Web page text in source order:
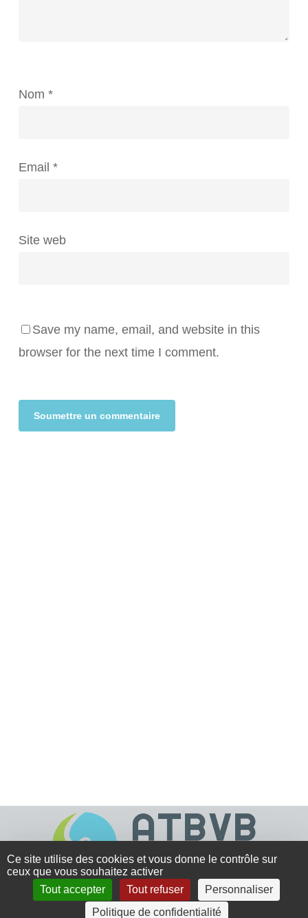
Nom *
Email *
Site web
Save my name, email, and website in this
browser for the next time I comment.
4 rue Crec’h-Ugen
Ce site utilise des cookies et vous donne le contrôle sur
ceux que vous souhaitez activer
Tout accepter
Tout refuser
Personnaliser
Politique de confidentialité